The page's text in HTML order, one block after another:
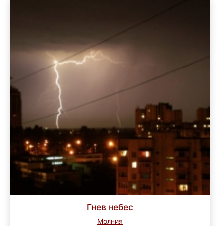
Гнев небес
Молния